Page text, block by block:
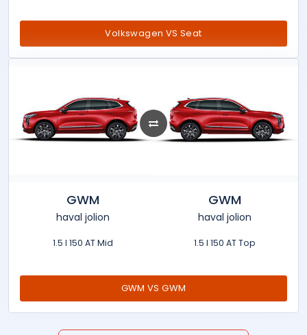
Volkswagen VS Seat
GWM
haval jolion
1.5 l 150 AT Mid
GWM
haval jolion
1.5 l 150 AT Top
GWM VS GWM